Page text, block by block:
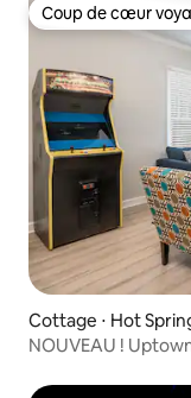
Coup de cœur
Coup de cœur
Cottage ⋅ Hot
NOUVEAU !